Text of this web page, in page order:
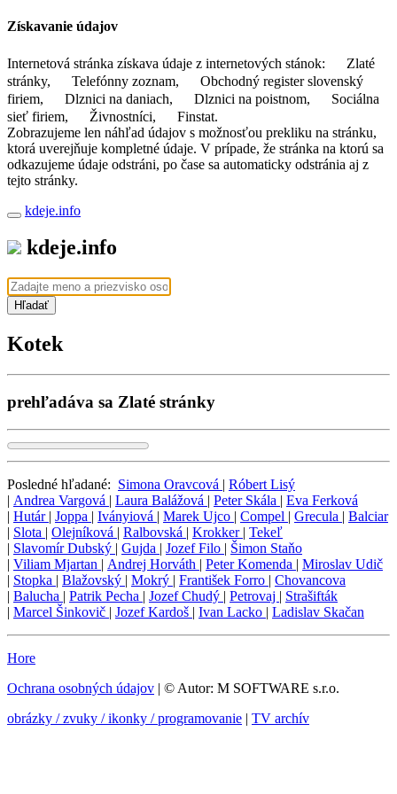
Získavanie údajov
Internetová stránka získava údaje z internetových stánok:
Zlaté
stránky,
Telefónny zoznam,
Obchodný register slovenský
firiem,
Dlznici na daniach, Dlznici na poistnom,
Sociálna
sieť firiem,
Živnostníci,
Finstat.
Zobrazujeme len náhľad údajov s možnosťou prekliku na stránku,
ktorá uverejňuje kompletné údaje. V prípade, že stránka na ktorú sa
odkazujeme údaje odstráni, po čase sa automaticky odstránia aj z
tejto stránky.
kdeje.info
kdeje.info
Hľadať
Kotek
prehľadáva sa Zlaté stránky
Posledné hľadané: Simona Oravcová | Róbert Lisý
| Andrea Vargová | Laura Balážová | Peter Skála | Eva Ferková
| Hutár | Joppa | Iványiová | Marek Ujco | Compel | Grecula | Balciar
| Slota | Olejníková | Ralbovská | Krokker | Tekeľ
| Slavomír Dubský | Gujda | Jozef Filo | Šimon Staňo
| Viliam Mjartan | Andrej Horváth | Peter Komenda | Miroslav Udič
| Stopka | Blažovský | Mokrý | František Forro | Chovancova
| Balucha | Patrik Pecha | Jozef Chudý | Petrovaj | Strašifták
| Marcel Šinkovič | Jozef Kardoš | Ivan Lacko | Ladislav Skačan
Hore
Ochrana osobných údajov | © Autor: M SOFTWARE s.r.o.
obrázky / zvuky / ikonky / programovanie | TV archív